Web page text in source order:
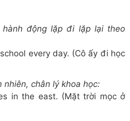
hành động lặp đi lặp lại theo
every day. (Cô ấy đi học
nhiên, chân lý khoa học:
in the east. (Mặt trời mọc ở